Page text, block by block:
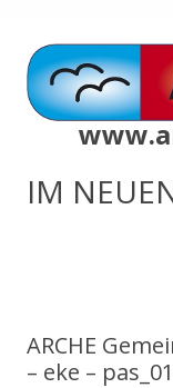
IM
ARCHE
– eke –